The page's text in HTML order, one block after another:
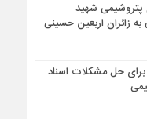
پتروشیمی شهید
زائران اربعین حسینی
حل مشکلات اسناد